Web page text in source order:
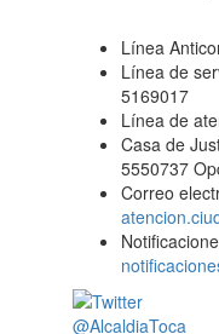
Línea
Línea de
5169017
Línea de
Casa de
5550737
Correo
@AlcaldiaToca